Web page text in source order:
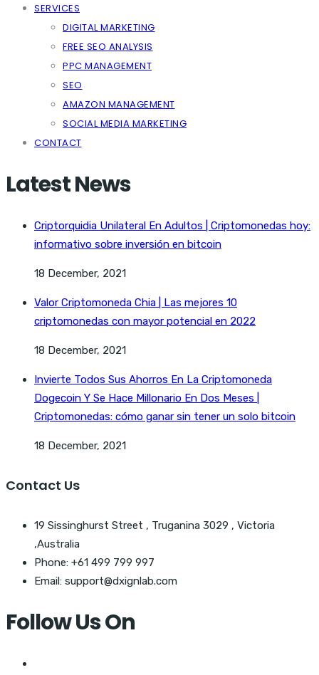
SERVICES
DIGITAL MARKETING
FREE SEO ANALYSIS
PPC MANAGEMENT
SEO
AMAZON MANAGEMENT
SOCIAL MEDIA MARKETING
CONTACT
Latest News
Criptorquidia Unilateral En Adultos | Criptomonedas hoy:
informativo sobre inversión en bitcoin
18 December, 2021
Valor Criptomoneda Chia | Las mejores 10
criptomonedas con mayor potencial en 2022
18 December, 2021
Invierte Todos Sus Ahorros En La Criptomoneda
Dogecoin Y Se Hace Millonario En Dos Meses |
Criptomonedas: cómo ganar sin tener un solo bitcoin
18 December, 2021
Contact Us
19 Sissinghurst Street , Truganina 3029 , Victoria
,Australia
Phone: +61 499 799 997
Email: support@dxignlab.com
Follow Us On